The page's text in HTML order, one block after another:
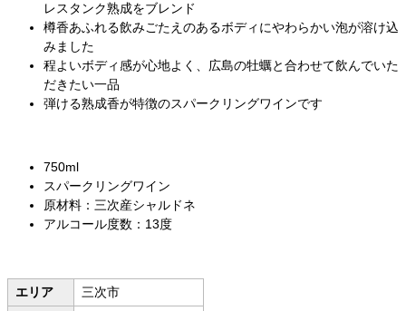
レスタンク熟成をブレンド
樽香あふれる飲みごたえのあるボディにやわらかい泡が溶け込
みました
程よいボディ感が心地よく、広島の牡蠣と合わせて飲んでいた
だきたい一品
弾ける熟成香が特徴のスパークリングワインです
750ml
スパークリングワイン
原材料：三次産シャルドネ
アルコール度数：13度
エリア
三次市